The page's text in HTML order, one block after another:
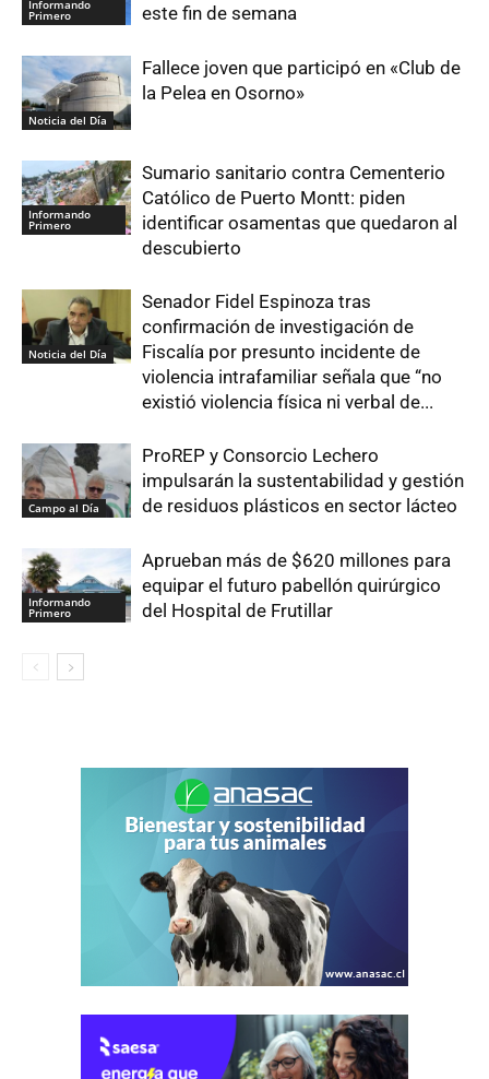
Informando
Primero este fin de semana
Noticia del Día
Fallece joven que participó en «Club de
la Pelea en Osorno»
Informando
Primero
Sumario sanitario contra Cementerio
Católico de Puerto Montt: piden
identificar osamentas que quedaron al
descubierto
Noticia del Día
Senador Fidel Espinoza tras
confirmación de investigación de
Fiscalía por presunto incidente de
violencia intrafamiliar señala que “no
existió violencia física ni verbal de...
Campo al Día
ProREP y Consorcio Lechero
impulsarán la sustentabilidad y gestión
de residuos plásticos en sector lácteo
Informando
Primero
Aprueban más de $620 millones para
equipar el futuro pabellón quirúrgico
del Hospital de Frutillar